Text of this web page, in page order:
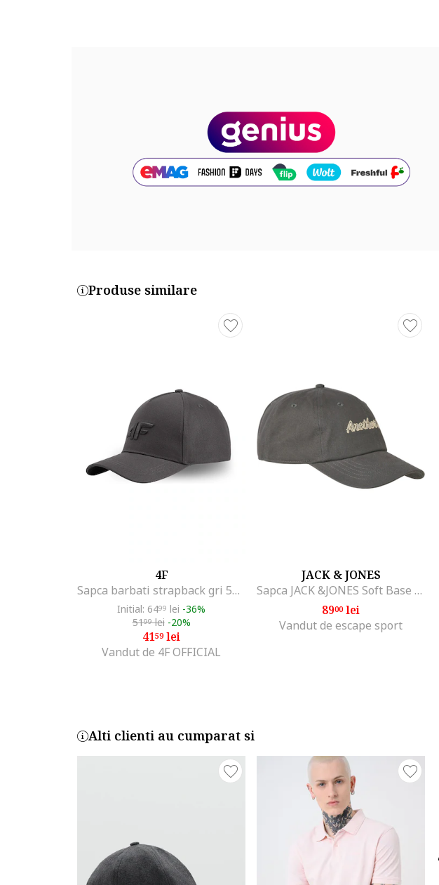
Part number key:
Produse similare
4F
Sapca barbati strapback gri 58cm
Initial: 6499 lei -36%
5199lei -20%
4159lei
Vandut de 4F OFFICIAL
JACK & JONES
Sapca JACK &JONES Soft Base Tony 61324, Gri
8900lei
Vandut de escape sport
Alti clienti au cumparat si